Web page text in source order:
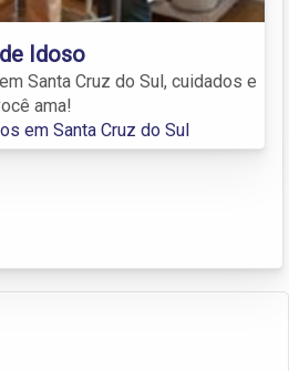
Idoso
Santa Cruz do Sul, cuidados e
ama!
em Santa Cruz do Sul